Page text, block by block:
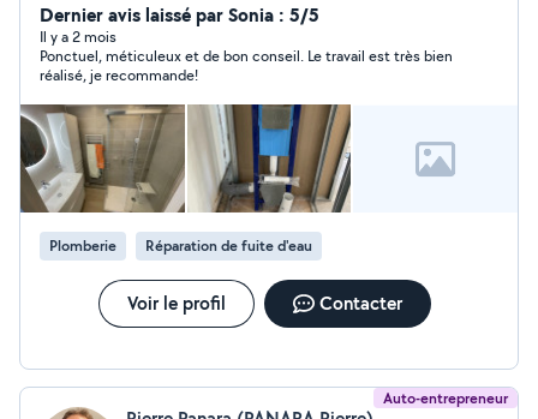
Dernier avis laissé par Sonia : 5/5
Il y a 2 mois
Ponctuel, méticuleux et de bon conseil. Le travail est très bien
réalisé, je recommande!
Plomberie Réparation de fuite d'eau
Voir le profil Contacter
Auto-entrepreneur